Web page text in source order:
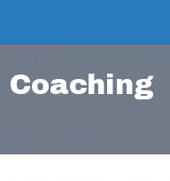
Coaching